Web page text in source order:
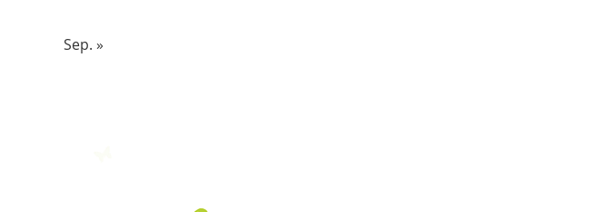
Sep. »